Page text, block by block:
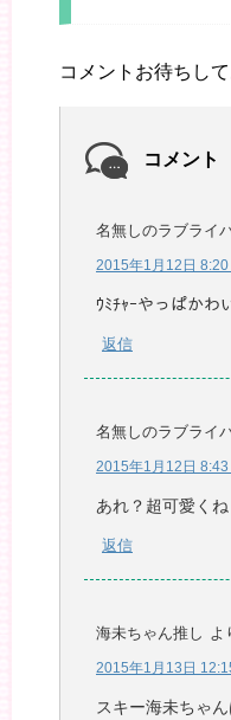
コメントお待ちし
コメント
名無しのラブライ
2015年1月12日 8:20
ｳﾐﾁｬｰやっぱかわ
返信
名無しのラブライ
2015年1月12日 8:43
あれ？超可愛くね
返信
海未ちゃん推し よ
2015年1月13日
スキー海未ちゃ